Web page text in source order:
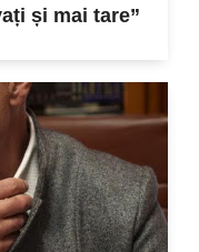
și mai tare”